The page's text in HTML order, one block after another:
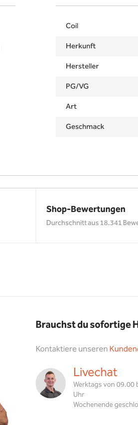
Coil
Herkunft
Hersteller
PG/VG
Art
Geschmack
Shop-Bewertungen
Durchschnitt aus 18.341
Brauchst du sofortige
Kontaktiere unseren
Livechat
Werktags von 09.00
Uhr
Wochenende